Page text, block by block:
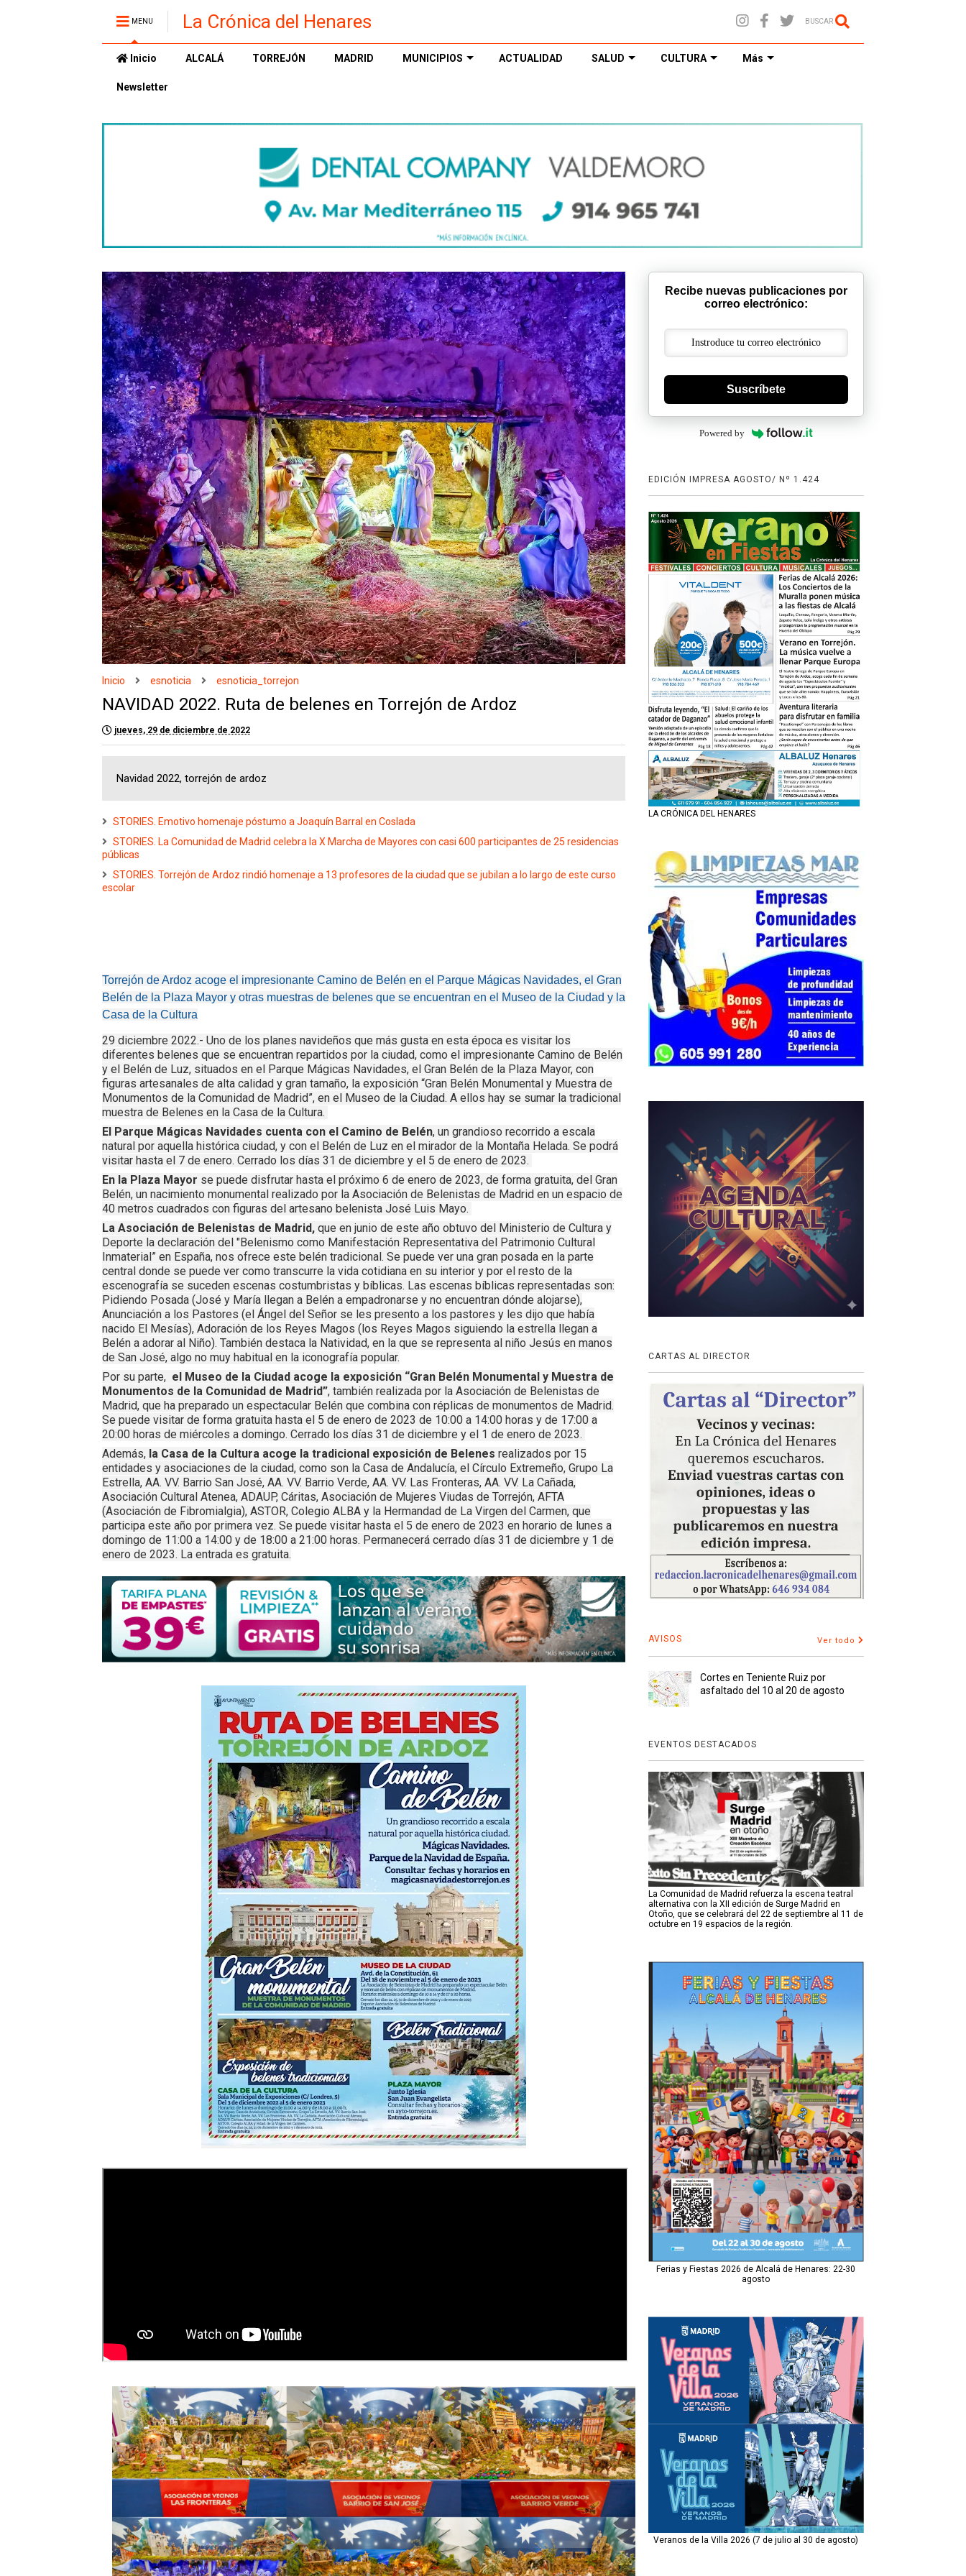
MENU La Crónica del Henares BUSCAR
Inicio ALCALÁ TORREJÓN MADRID MUNICIPIOS ACTUALIDAD SALUD CULTURA Más
Newsletter
Inicio esnoticia esnoticia_torrejon
NAVIDAD 2022. Ruta de belenes en Torrejón de Ardoz
jueves, 29 de diciembre de 2022
Navidad 2022, torrejón de ardoz
STORIES. Emotivo homenaje póstumo a Joaquín Barral en Coslada
STORIES. La Comunidad de Madrid celebra la X Marcha de Mayores con casi 600 participantes de 25 residencias
públicas
STORIES. Torrejón de Ardoz rindió homenaje a 13 profesores de la ciudad que se jubilan a lo largo de este curso
escolar
Torrejón de Ardoz acoge el impresionante Camino de Belén en el Parque Mágicas Navidades, el Gran
Belén de la Plaza Mayor y otras muestras de belenes que se encuentran en el Museo de la Ciudad y la
Casa de la Cultura
29 diciembre 2022.- Uno de los planes navideños que más gusta en esta época es visitar los
diferentes belenes que se encuentran repartidos por la ciudad, como el impresionante Camino de Belén
y el Belén de Luz, situados en el Parque Mágicas Navidades, el Gran Belén de la Plaza Mayor, con
figuras artesanales de alta calidad y gran tamaño, la exposición “Gran Belén Monumental y Muestra de
Monumentos de la Comunidad de Madrid”, en el Museo de la Ciudad. A ellos hay se sumar la tradicional
muestra de Belenes en la Casa de la Cultura.
El Parque Mágicas Navidades cuenta con el Camino de Belén, un grandioso recorrido a escala
natural por aquella histórica ciudad, y con el Belén de Luz en el mirador de la Montaña Helada. Se podrá
visitar hasta el 7 de enero. Cerrado los días 31 de diciembre y el 5 de enero de 2023.
En la Plaza Mayor se puede disfrutar hasta el próximo 6 de enero de 2023, de forma gratuita, del Gran
Belén, un nacimiento monumental realizado por la Asociación de Belenistas de Madrid en un espacio de
40 metros cuadrados con figuras del artesano belenista José Luis Mayo.
La Asociación de Belenistas de Madrid, que en junio de este año obtuvo del Ministerio de Cultura y
Deporte la declaración del "Belenismo como Manifestación Representativa del Patrimonio Cultural
Inmaterial” en España, nos ofrece este belén tradicional. Se puede ver una gran posada en la parte
central donde se puede ver como transcurre la vida cotidiana en su interior y por el resto de la
escenografía se suceden escenas costumbristas y bíblicas. Las escenas bíblicas representadas son:
Pidiendo Posada (José y María llegan a Belén a empadronarse y no encuentran dónde alojarse),
Anunciación a los Pastores (el Ángel del Señor se les presento a los pastores y les dijo que había
nacido El Mesías), Adoración de los Reyes Magos (los Reyes Magos siguiendo la estrella llegan a
Belén a adorar al Niño). También destaca la Natividad, en la que se representa al niño Jesús en manos
de San José, algo no muy habitual en la iconografía popular.
Por su parte, el Museo de la Ciudad acoge la exposición “Gran Belén Monumental y Muestra de
Monumentos de la Comunidad de Madrid”, también realizada por la Asociación de Belenistas de
Madrid, que ha preparado un espectacular Belén que combina con réplicas de monumentos de Madrid.
Se puede visitar de forma gratuita hasta el 5 de enero de 2023 de 10:00 a 14:00 horas y de 17:00 a
20:00 horas de miércoles a domingo. Cerrado los días 31 de diciembre y el 1 de enero de 2023.
Además, la Casa de la Cultura acoge la tradicional exposición de Belenes realizados por 15
entidades y asociaciones de la ciudad, como son la Casa de Andalucía, el Círculo Extremeño, Grupo La
Estrella, AA. VV. Barrio San José, AA. VV. Barrio Verde, AA. VV. Las Fronteras, AA. VV. La Cañada,
Asociación Cultural Atenea, ADAUP, Cáritas, Asociación de Mujeres Viudas de Torrejón, AFTA
(Asociación de Fibromialgia), ASTOR, Colegio ALBA y la Hermandad de La Virgen del Carmen, que
participa este año por primera vez. Se puede visitar hasta el 5 de enero de 2023 en horario de lunes a
domingo de 11:00 a 14:00 y de 18:00 a 21:00 horas. Permanecerá cerrado días 31 de diciembre y 1 de
enero de 2023. La entrada es gratuita.
Recibe nuevas publicaciones por
correo electrónico:
Suscríbete
Powered by
EDICIÓN IMPRESA AGOSTO/ Nº 1.424
LA CRÓNICA DEL HENARES
CARTAS AL DIRECTOR
AVISOS Ver todo
Cortes en Teniente Ruiz por
asfaltado del 10 al 20 de agosto
EVENTOS DESTACADOS
La Comunidad de Madrid refuerza la escena teatral
alternativa con la XII edición de Surge Madrid en
Otoño, que se celebrará del 22 de septiembre al 11 de
octubre en 19 espacios de la región.
Ferias y Fiestas 2026 de Alcalá de Henares: 22-30
agosto
Veranos de la Villa 2026 (7 de julio al 30 de agosto)